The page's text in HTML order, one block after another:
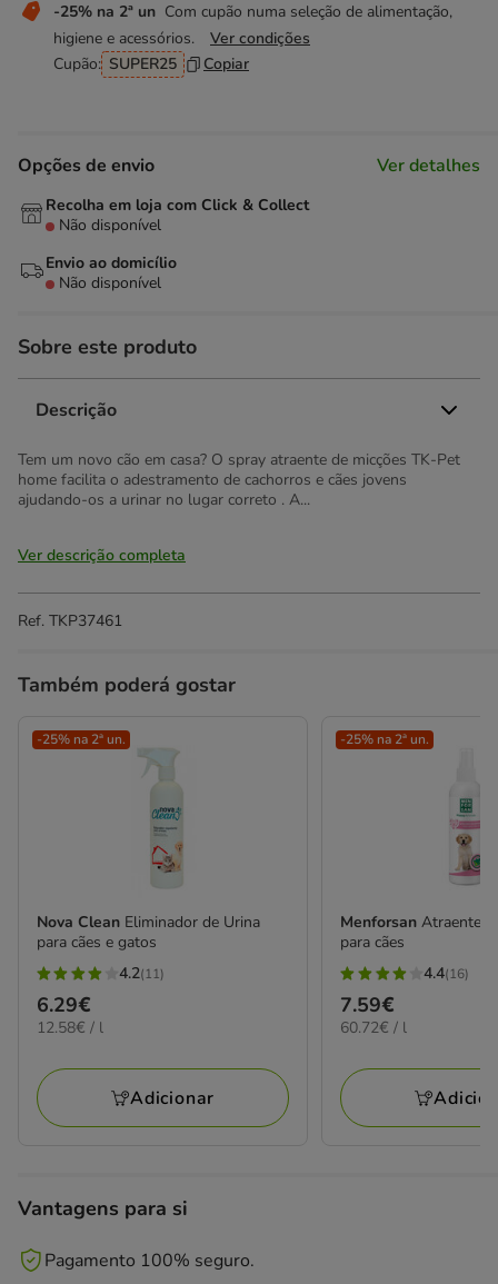
-25% na 2ª un Com cupão numa seleção de alimentação,
higiene e acessórios.
Ver condições
Cupão: SUPER25 Copiar
Opções de envio Ver detalhes
Recolha em loja com Click & Collect
Não disponível
Envio ao domicílio
Não disponível
Sobre este produto
Descrição
Tem um novo cão em casa? O spray atraente de micções TK-Pet
home facilita o adestramento de cachorros e cães jovens
ajudando-os a urinar no lugar correto . A...
Ver descrição completa
Ref. TKP37461
Também poderá gostar
-25% na 2ª un.
Nova Clean Eliminador de Urina
para cães e gatos
4.2
estrelas
com
11
avaliações
4.2(11)
Preço
6.29€
6.29€
12.58€
12.58€ / l
Adicionar
-25% na 2ª un.
MenforsanAtraente
para cães
4.4
estrelas
com
16
avaliações
4.4(16)
Preço
7.59€
7.59€
60.72€
60.72€ / l
Vantagens para si
Pagamento 100% seguro.